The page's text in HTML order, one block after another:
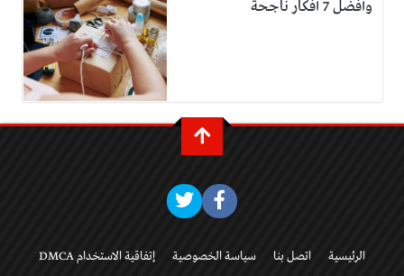
وأفضل 7 أفكار ناجحة
الرئيسية اتصل بنا سياسة الخصوصية إتفاقية الاستخدام DMCA